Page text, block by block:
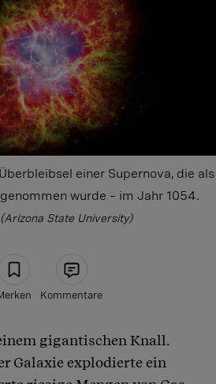
einer Supernova, die als
wurde – im Jahr 1054.
State University)
Kommentare
gigantischen Knall.
Galaxie explodierte ein